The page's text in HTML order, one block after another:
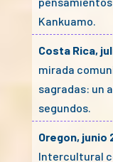
Kankuamo.
Costa Rica,
mirada
sagradas: un
segundos.
Oregon, junio
Intercultural